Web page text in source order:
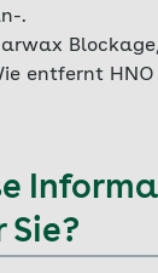
.
entfernt